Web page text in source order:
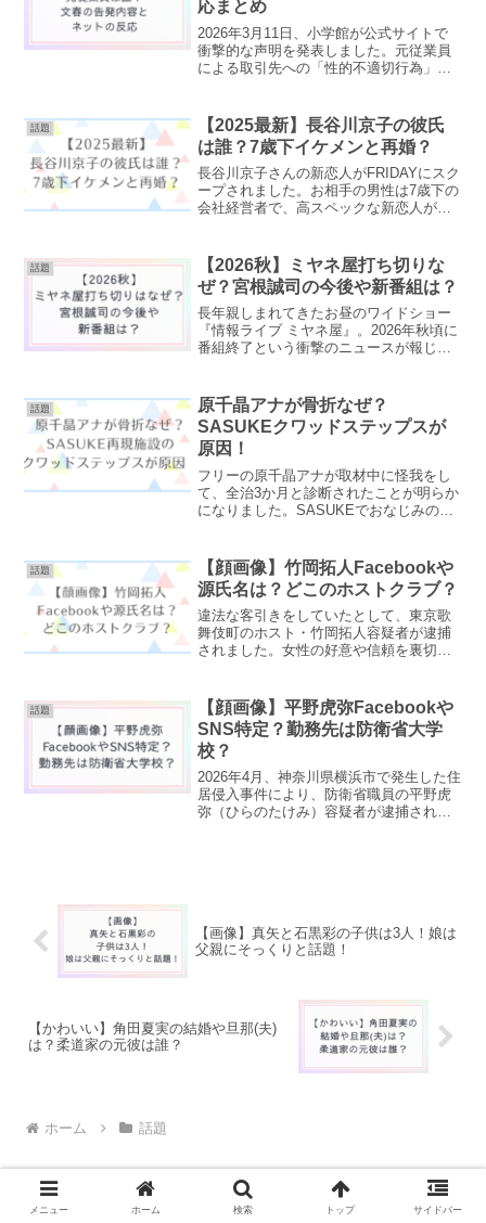
応まとめ
2026年3月11日、小学館が公式サイトで
衝撃的な声明を発表しました。元従業員
による取引先への「性的不適切行為」が
広がっています。一体、この「元従業
員」とはどのような人...
話題
【2025最新】長谷川京子の彼氏
は誰？7歳下イケメンと再婚？
長谷川京子さんの新恋人がFRIDAYにスク
ープされました。お相手の男性は7歳下の
会社経営者で、高スペックな新恋人が誰
再婚について調査しました。長谷川京子
wiki経歴・プ...
話題
【2026秋】ミヤネ屋打ち切りな
ぜ？宮根誠司の今後や新番組は？
長年親しまれてきたお昼のワイドショー
『情報ライブ ミヤネ屋』。2026年秋頃に
番組終了という衝撃のニュースが報じら
屋の打ち切りの理由や、宮根誠司さんの
今後について、ま...
話題
原千晶アナが骨折なぜ？
SASUKEクワッドステップスが
原因！
フリーの原千晶アナが取材中に怪我をし
て、全治3か月と診断されたことが明らか
になりました。SASUKEでおなじみの
どんな装置なのか、原千晶アナの怪我の
診断名などについてま...
話題
【顔画像】竹岡拓人Facebookや
源氏名は？どこのホストクラブ？
違法な客引きをしていたとして、東京歌
舞伎町のホスト・竹岡拓人容疑者が逮捕
されました。女性の好意や信頼を裏切る
ル✔犯行の手口✔勤務先のホストクラブは
どこ？✔源氏名はエレン...
話題
【顔画像】平野虎弥Facebookや
SNS特定？勤務先は防衛省大学
校？
2026年4月、神奈川県横浜市で発生した住
居侵入事件により、防衛省職員の平野虎
弥（ひらのたけみ）容疑者が逮捕され、
【画像】真矢と石黒彩の子供は3人！娘は
父親にそっくりと話題！
【かわいい】角田夏実の結婚や旦那(夫)
は？柔道家の元彼は誰？
ホーム 話題
メニュー ホーム 検索 トップ サイドバー